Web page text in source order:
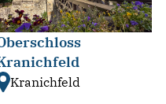
Kranichfeld